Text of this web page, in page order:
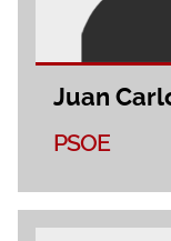
Juan
PSOE